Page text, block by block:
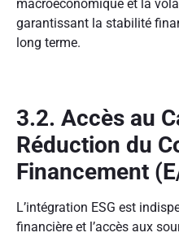
macroéconomique et la
garantissant la stabilité
long terme.
3.2. Accès au
Réduction du
Financement
L’intégration ESG est
financière et l’accès aux